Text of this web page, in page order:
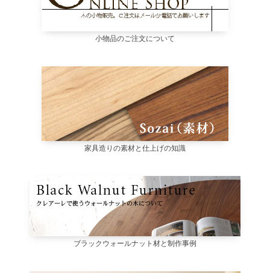
小物品のご注文について
家具造りの素材と仕上げの知識
ブラックウォールナット材と制作事例